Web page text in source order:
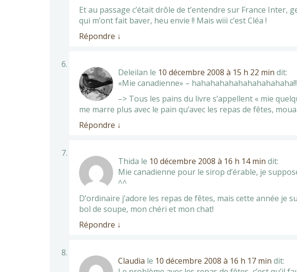
Et au passage c’était drôle de t’entendre sur France
qui m’ont fait baver, heu envie !! Mais wiii c’est Cléa !
Répondre ↓
Deleilan le 10 décembre 2008 à 15 h 22 min dit:
«Mie canadienne» –
–> Tous les pains du livre s’appellent « mie
me marre plus avec le pain qu’avec les repas de fêtes,
Répondre ↓
Thida le 10 décembre 2008 à 16 h 14 min dit:
Mie canadienne pour le sirop d’érable, je
^^
D’ordinaire j’adore les repas de fêtes, mais cette année je
bol de soupe, mon chéri et mon chat!
Répondre ↓
Claudia le 10 décembre 2008 à 16 h 17 min dit: